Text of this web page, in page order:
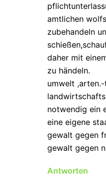
amtlichen
zubehandeln
daher mit
zu händeln.
umwelt
notwendig ein
eine eigene
gewalt gegen
gewalt gegen
Antworten